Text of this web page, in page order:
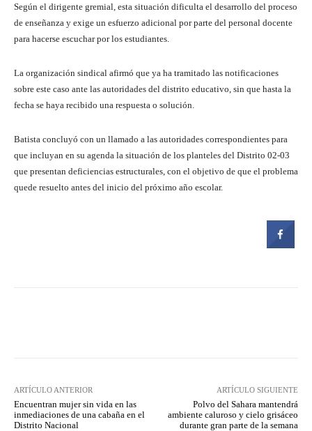
Según el dirigente gremial, esta situación dificulta el desarrollo del proceso
de enseñanza y exige un esfuerzo adicional por parte del personal docente
para hacerse escuchar por los estudiantes.
La organización sindical afirmó que ya ha tramitado las notificaciones
sobre este caso ante las autoridades del distrito educativo, sin que hasta la
fecha se haya recibido una respuesta o solución.
Batista concluyó con un llamado a las autoridades correspondientes para
que incluyan en su agenda la situación de los planteles del Distrito 02-03
que presentan deficiencias estructurales, con el objetivo de que el problema
quede resuelto antes del inicio del próximo año escolar.
ARTÍCULO ANTERIOR
Encuentran mujer sin vida en las
inmediaciones de una cabaña en el
Distrito Nacional
ARTÍCULO SIGUIENTE
Polvo del Sahara mantendrá
ambiente caluroso y cielo grisáceo
durante gran parte de la semana